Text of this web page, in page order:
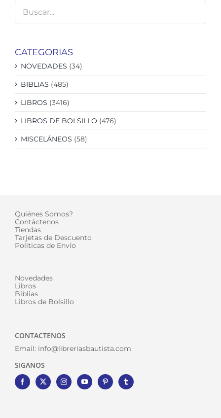
CATEGORIAS
NOVEDADES (34)
BIBLIAS (485)
LIBROS (3416)
LIBROS DE BOLSILLO (476)
MISCELÁNEOS (58)
Quiénes Somos?
Contáctenos
Tiendas
Tarjetas de Descuento
Politicas de Envío
Novedades
Libros
Biblias
Libros de Bolsillo
CONTACTENOS
Email: info@libreriasbautista.com
SIGANOS